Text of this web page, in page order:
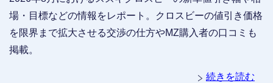
場・目標などの情報をレポート。クロスビーの値引き価格
を限界まで拡大させる交渉の仕方やMZ購入者の口コミも
掲載。
続きを読む